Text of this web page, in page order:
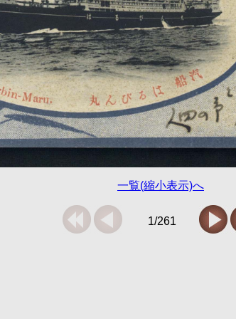
一覧(縮小表示)へ
1/261